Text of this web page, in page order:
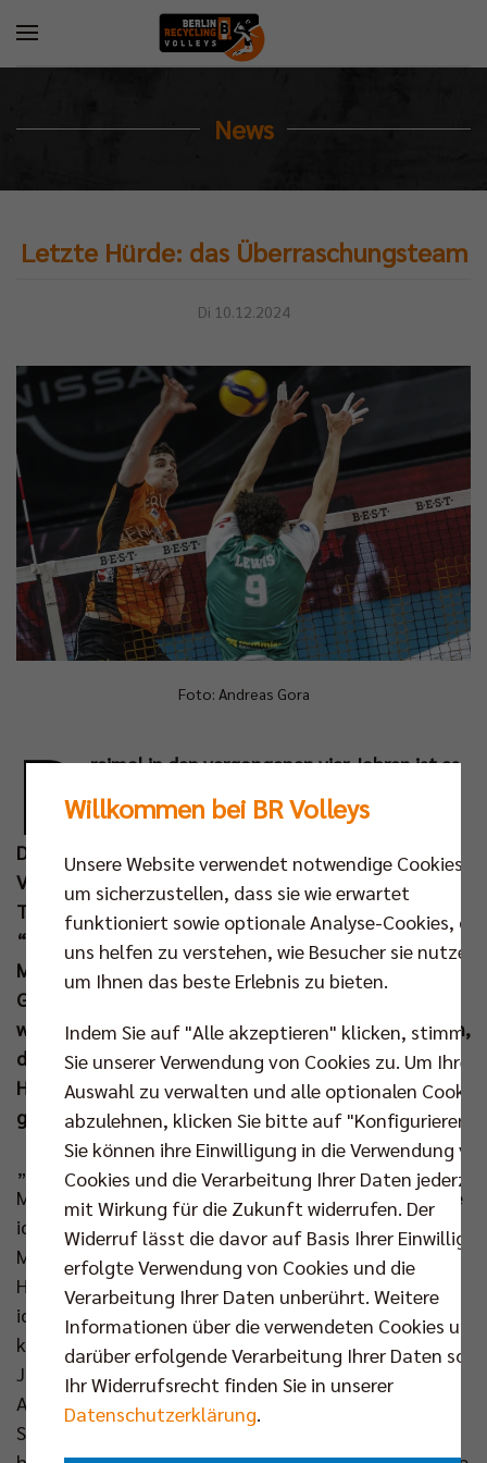
News
Letzte Hürde: das Überraschungsteam
Di 10.12.2024
Foto: Andreas Gora
D reimal in den vergangenen vier Jahren ist es
den BR Volleys gelungen, sich für das DVV-
Pokalfinale in Mannheim zu qualifizieren.
Dreimal konnten die Berliner auf der größten
Volleyballbühne Deutschlands dann auch die
Trophäe in die Höhe strecken. Der langjährige
“Pokalfluch“ scheint längst aufgelöst und am
Mittwoch (11. Dez um 19.00 Uhr) möchte man in der
Geothermie Arena deshalb keine alten Geister
wecken. Beim Überraschungsteam dieser Pokalsaison,
dem TSV Haching München, will die Mannschaft von
Headcoach Joel Banks den letzten Schritt ins Finale
gehen.
„Ich habe schon einiges über die besondere Arena in
Mannheim und das Flair dort gehört. Außerdem habe
ich vom Team gelernt, dass Daniel wohl ‘Mr.
Mannheim‘ ist. Er muss also offenbar dabei sein.
Hoffentlich können wir am Mittwoch gewinnen und
ich dann auch erstmals diese Atmosphäre
kennenlernen“, sagt BR Volleys Diagonalangreifer
Jake Hanes vor dem Halbfinale. Der 26-jährige US-
Amerikaner hat sich in den ersten drei Monaten der
Saison als absoluter Punktegarant
Willkommen bei BR Volleys
Unsere Website verwendet notwendige Cookies,
um sicherzustellen, dass sie wie erwartet
funktioniert sowie optionale Analyse-Cookies, die
uns helfen zu verstehen, wie Besucher sie nutzen,
um Ihnen das beste Erlebnis zu bieten.
Indem Sie auf "Alle akzeptieren" klicken, stimmen
Sie unserer Verwendung von Cookies zu. Um Ihre
Auswahl zu verwalten und alle optionalen Cookies
abzulehnen, klicken Sie bitte auf "Konfigurieren".
Sie können ihre Einwilligung in die Verwendung
Cookies und die Verarbeitung Ihrer Daten
mit Wirkung für die Zukunft widerrufen. Der
Widerruf lässt die davor auf Basis Ihrer
erfolgte Verwendung von Cookies und die
Verarbeitung Ihrer Daten unberührt. Weitere
Informationen über die verwendeten Cookies und
darüber erfolgende Verarbeitung Ihrer Daten
Ihr Widerrufsrecht finden Sie in unserer
Datenschutzerklärung.